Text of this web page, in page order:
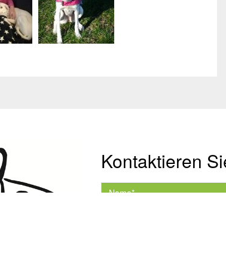
Kontaktieren